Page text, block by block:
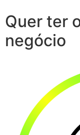
Quer ter
negócio